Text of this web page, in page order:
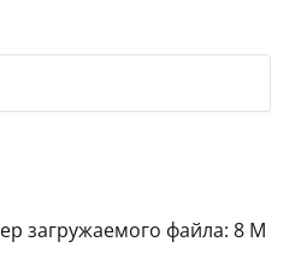
загружаемого файла: 8 М